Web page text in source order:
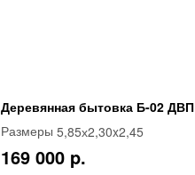
Деревянная бытовка Б-02 ДВП
Размеры 5,85х2,30x2,45
169 000 p.